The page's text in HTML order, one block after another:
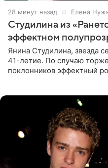
28 минут назад Елена
Студилина из
эффектном
Янина Студилина, звезда
41-летие. По случаю
поклонников эффектный